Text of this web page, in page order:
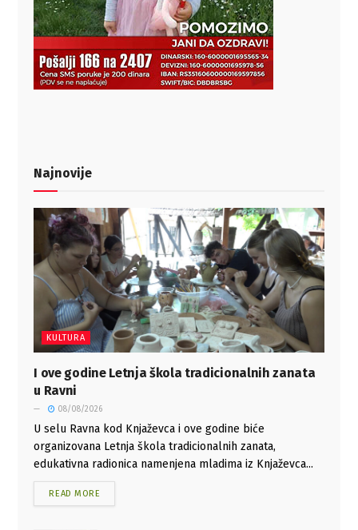
Najnovije
KULTURA
I ove godine Letnja škola tradicionalnih zanata
u Ravni
08/08/2026
U selu Ravna kod Knjaževca i ove godine biće
organizovana Letnja škola tradicionalnih zanata,
edukativna radionica namenjena mladima iz Knjaževca...
READ MORE